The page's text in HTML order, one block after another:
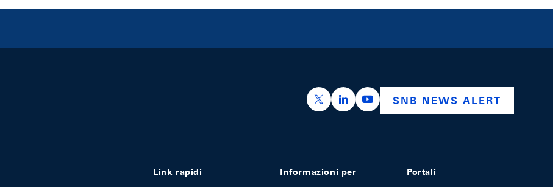
https://x.com/snb_bns
https://ch.linkedin.com/company/swiss-
https://www.youtube.com/
SNB NEWS ALERT
Link rapidi Informazioni per Portali